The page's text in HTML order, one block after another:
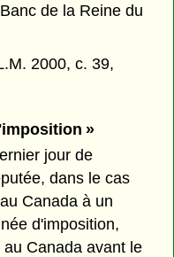
de la Reine du
2000, c. 39,
»
jour de
dans le cas
Canada à un
d'imposition,
Canada avant le